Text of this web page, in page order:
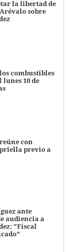
la libertad de
sobre
combustibles
10 de
con
previo a
ante
audiencia a
"Fiscal